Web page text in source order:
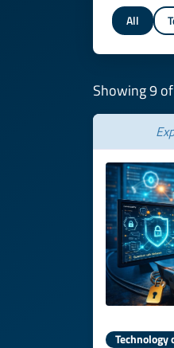
All
Showing 9
Technology